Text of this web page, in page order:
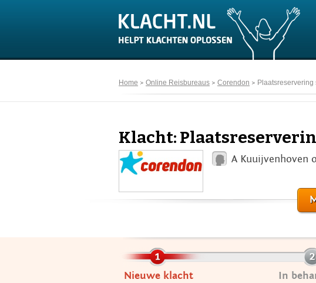
Home Online Reisbureaus Corendon Plaatsreservering
Klacht:
A Kuuijvenhoven
Nieuwe klacht In